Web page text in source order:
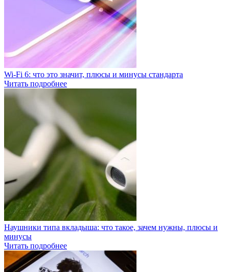
Wi-Fi 6: что это значит, плюсы и минусы стандарта
Читать подробнее
Наушники типа вкладыша: что такое, зачем нужны, плюсы и
минусы
Читать подробнее